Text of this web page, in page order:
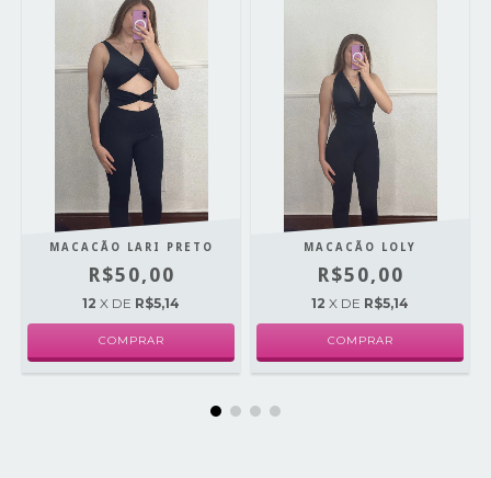
MACACÃO LARI PRETO
R$50,00
12 X DE R$5,14
MACACÃO LOLY
R$50,00
12 X DE R$5,14